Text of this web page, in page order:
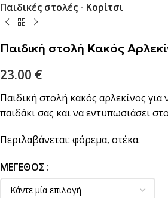
Παιδικές στολές - Κορίτσι
Παιδική στολή Κακός
23.00 €
Παιδική στολή κακός αρλεκίνος για
παιδάκι σας και να εντυπωσιάσει
Περιλαβάνεται: φόρεμα, στέκα.
ΜΈΓΕΘΟΣ